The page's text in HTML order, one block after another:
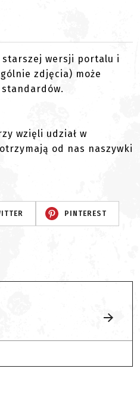
starszej wersji portalu i
zdjęcia) może
wzięli udział w
od nas naszywki
PINTEREST